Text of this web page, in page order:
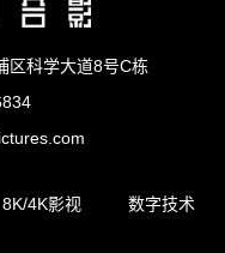
区科学大道8号C栋
8K/4K影视 数字技术